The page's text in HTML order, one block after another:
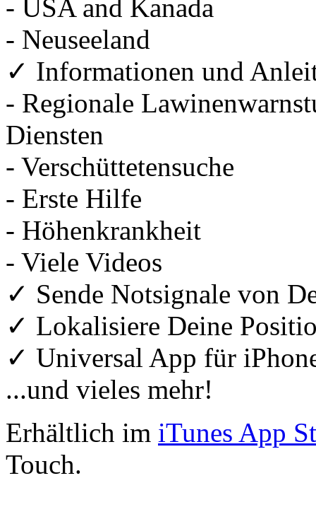
- USA and Kanada
- Neuseeland
✓ Informationen und
- Regionale
Diensten
- Verschüttetensuche
- Erste Hilfe
- Höhenkrankheit
- Viele Videos
✓ Sende Notsignale von
✓ Lokalisiere Deine
✓ Universal App für
...und vieles mehr!
Erhältlich im iTunes App
Touch.